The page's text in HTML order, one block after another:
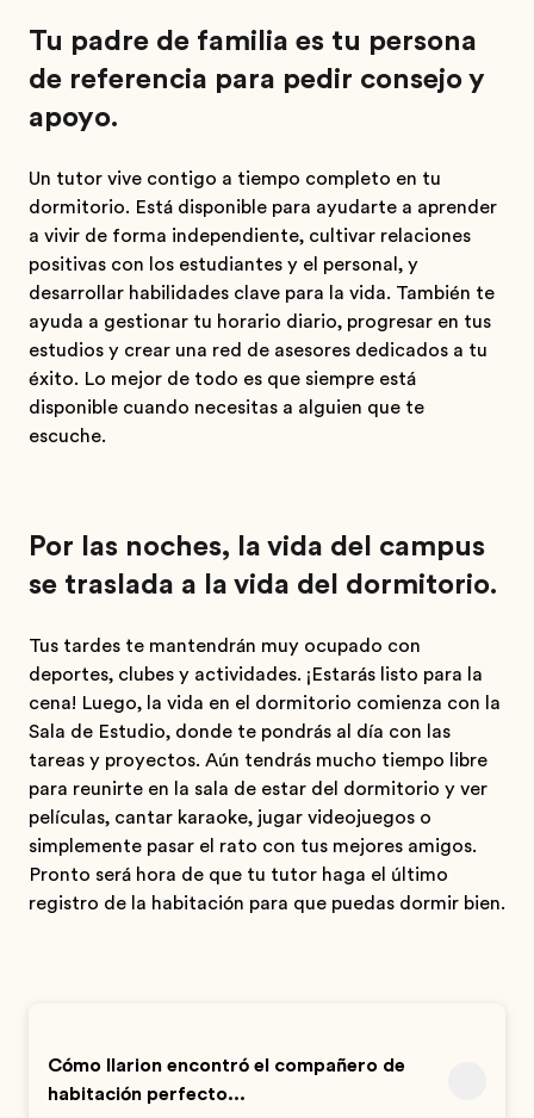
Tu padre de familia es tu persona
de referencia para pedir consejo y
apoyo.
Un tutor vive contigo a tiempo completo en tu
dormitorio. Está disponible para ayudarte a aprender
a vivir de forma independiente, cultivar relaciones
positivas con los estudiantes y el personal, y
desarrollar habilidades clave para la vida. También te
ayuda a gestionar tu horario diario, progresar en tus
estudios y crear una red de asesores dedicados a tu
éxito. Lo mejor de todo es que siempre está
disponible cuando necesitas a alguien que te
escuche.
Por las noches, la vida del campus
se traslada a la vida del dormitorio.
Tus tardes te mantendrán muy ocupado con
deportes, clubes y actividades. ¡Estarás listo para la
cena! Luego, la vida en el dormitorio comienza con la
Sala de Estudio, donde te pondrás al día con las
tareas y proyectos. Aún tendrás mucho tiempo libre
para reunirte en la sala de estar del dormitorio y ver
películas, cantar karaoke, jugar videojuegos o
simplemente pasar el rato con tus mejores amigos.
Pronto será hora de que tu tutor haga el último
registro de la habitación para que puedas dormir bien.
Cómo Ilarion encontró el compañero de
habitación perfecto...